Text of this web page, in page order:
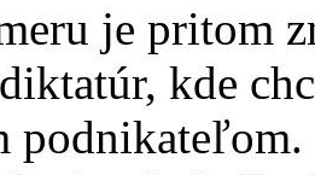
je pritom
kde
podnikateľom.